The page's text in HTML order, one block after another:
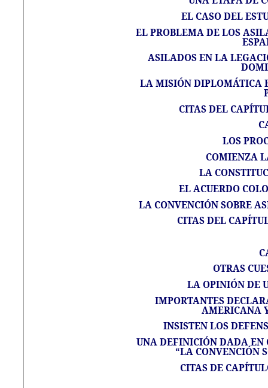
EL CASO DEL
EL PROBLEMA DE LOS
ASILADOS EN LA
LA MISIÓN DIPLOMÁTICA
CITAS DEL
LOS
COMIENZA
LA
EL ACUERDO
LA CONVENCIÓN SOBRE
CITAS DEL
OTRAS
LA OPINIÓN DE
IMPORTANTES
AMERICANA
INSISTEN LOS
UNA DEFINICIÓN DADA EN
“LA CONVENCIÓN
CITAS DE